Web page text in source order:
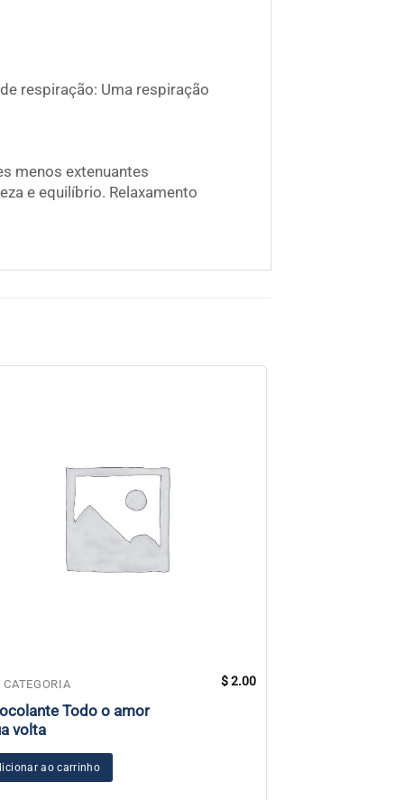
respiração: Uma respiração
menos extenuantes
e equilíbrio. Relaxamento
CATEGORIA
Todo o amor
volta
$2.00
ao carrinho